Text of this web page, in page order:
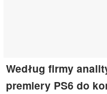
Według firmy
premiery PS6 do